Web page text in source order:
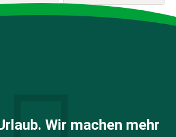
Wir machen mehr